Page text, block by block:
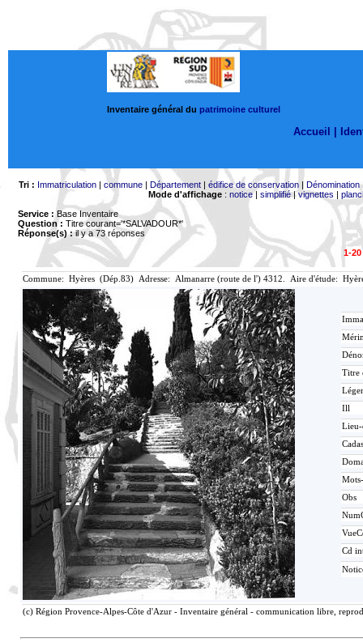
Inventaire général du patrimoine culturel
Accueil |
Tri : Immatriculation| commune| Département| édifice de conservation| Dénomination
Mode d'affichage: notice| simplifié|vignettes |
Service : Base Inventaire
Question : Titre courant='*SALVADOUR*'
Réponse(s) :il y a 73 réponses
1-20
Commune: Hyères (Dép.83) Adresse: Almanarre (route de l') 4312. Aire d'étude:
Titre
Ill
Obs
Cd
(c) Région Provence-Alpes-Côte d'Azur - Inventaire général - communication libre,